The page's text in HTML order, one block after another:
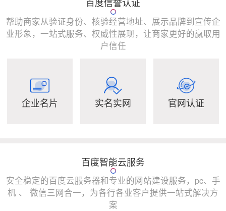
帮助商家从验证身份、核验经营地址、展示品牌到宣传企
业形象，一站式服务、权威性展现，让商家更好的赢取用
户信任
企业名片 实名实网 官网认证
百度智能云服务
安全稳定的百度云服务器和专业的网站建设服务，pc、手
机 、 微信三网合一，为各行各业客户提供一站式解决方
案